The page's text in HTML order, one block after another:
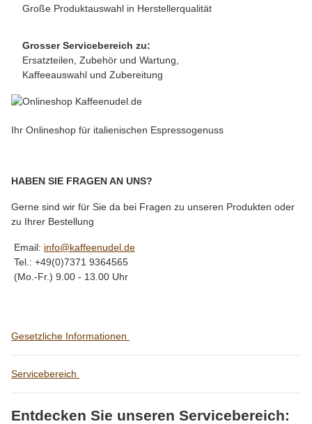
Große Produktauswahl in Herstellerqualität
Grosser Servicebereich zu:
Ersatzteilen, Zubehör und Wartung,
Kaffeeauswahl und Zubereitung
Ihr Onlineshop für italienischen Espressogenuss
HABEN SIE FRAGEN AN UNS?
Gerne sind wir für Sie da bei Fragen zu unseren Produkten oder
zu Ihrer Bestellung
Email: info@kaffeenudel.de
Tel.: +49(0)7371 9364565
(Mo.-Fr.) 9.00 - 13.00 Uhr
Gesetzliche Informationen
Servicebereich
Entdecken Sie unseren Servicebereich: